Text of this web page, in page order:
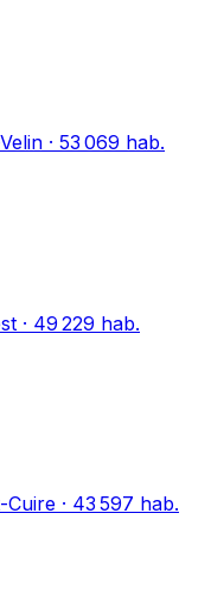
· 53 069 hab.
· 49 229 hab.
· 43 597 hab.